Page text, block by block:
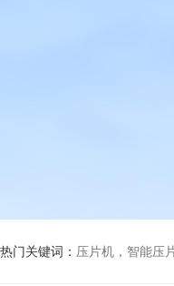
热门关键词： 压片机，智能压